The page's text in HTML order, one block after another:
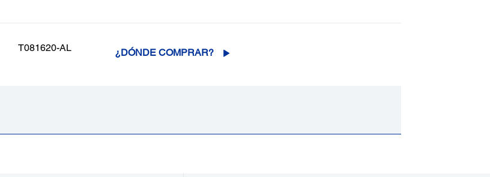
T081620-AL ¿DÓNDE COMPRAR?